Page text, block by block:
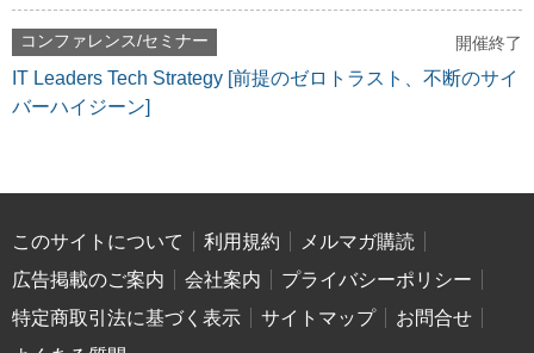
コンファレンス/セミナー 開催終了
IT Leaders Tech Strategy [前提のゼロトラスト、不断のサイ
バーハイジーン]
このサイトについて 利用規約
メルマガ購読
広告掲載のご案内
会社案内
プライバシーポリシー
特定商取引法に基づく表示
サイトマップ
お問合せ